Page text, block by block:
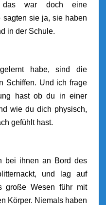
war doch eine
sagten sie ja, sie haben
in der Schule.
habe, sind die
Schiffen. Und ich frage
hast ob du in einer
wie du dich physisch,
gefühlt hast.
bei ihnen an Bord des
und lag auf
große Wesen führ mit
Körper. Niemals haben